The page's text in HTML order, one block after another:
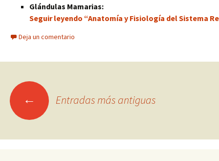
Glándulas Mamarias:
Seguir leyendo “Anatomía y Fisiología del Sistema
Deja un comentario
Ir ← Entradas más antiguas